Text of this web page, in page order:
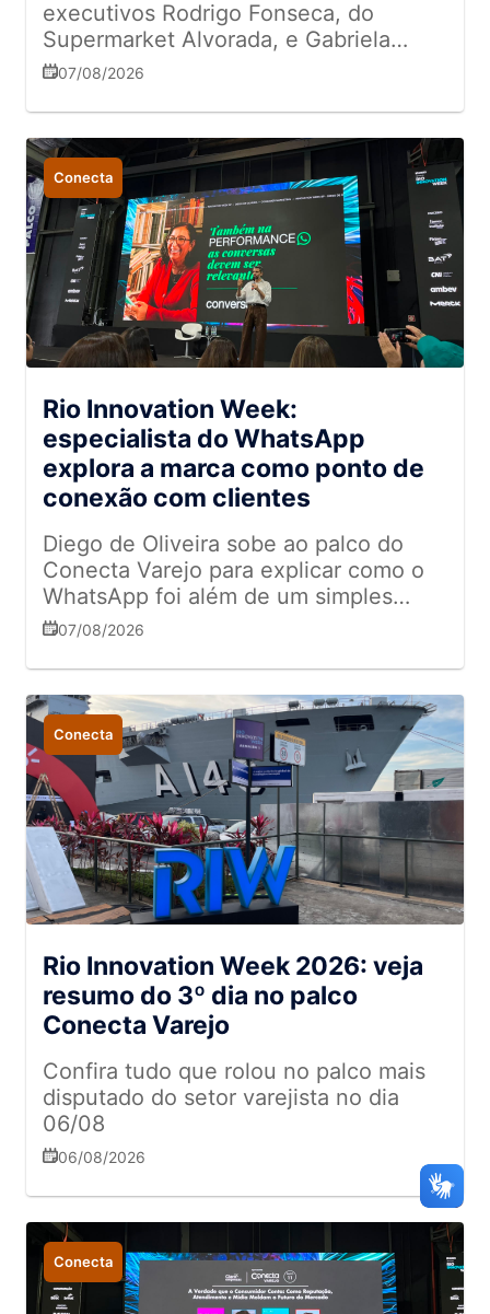
executivos Rodrigo Fonseca, do
Supermarket Alvorada, e Gabriela
Maravilhas, do Zona Sul, contaram
jornada de compras dos consumidores
com produtos de marcas próprias
07/08/2026
Conecta
Rio Innovation Week:
especialista do WhatsApp
explora a marca como ponto de
conexão com clientes
Diego de Oliveira sobe ao palco do
Conecta Varejo para explicar como o
WhatsApp foi além de um simples
canal de comunicação
07/08/2026
Conecta
Rio Innovation Week 2026: veja
resumo do 3º dia no palco
Conecta Varejo
Confira tudo que rolou no palco mais
disputado do setor varejista no dia
06/08
06/08/2026
Conecta